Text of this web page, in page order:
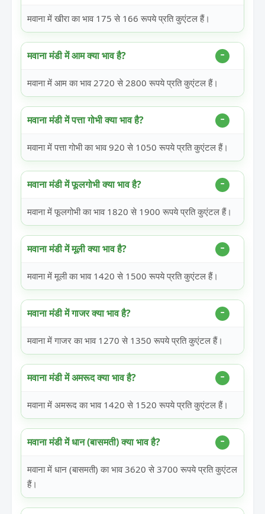
मवाना में खीरा का भाव 175 से 166 रूपये प्रति कुएंटल हैं।
मवाना मंडी में आम क्या भाव है?
मवाना में आम का भाव 2720 से 2800 रूपये प्रति कुएंटल हैं।
मवाना मंडी में पत्ता गोभी क्या भाव है?
मवाना में पत्ता गोभी का भाव 920 से 1050 रूपये प्रति कुएंटल हैं।
मवाना मंडी में फूलगोभी क्या भाव है?
मवाना में फूलगोभी का भाव 1820 से 1900 रूपये प्रति कुएंटल हैं।
मवाना मंडी में मूली क्या भाव है?
मवाना में मूली का भाव 1420 से 1500 रूपये प्रति कुएंटल हैं।
मवाना मंडी में गाजर क्या भाव है?
मवाना में गाजर का भाव 1270 से 1350 रूपये प्रति कुएंटल हैं।
मवाना मंडी में अमरूद क्या भाव है?
मवाना में अमरूद का भाव 1420 से 1520 रूपये प्रति कुएंटल हैं।
मवाना मंडी में धान (बासमती) क्या भाव है?
मवाना में धान (बासमती) का भाव 3620 से 3700 रूपये प्रति कुएंटल
हैं।